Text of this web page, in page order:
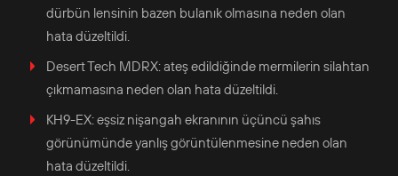
dürbün lensinin bazen bulanık olmasına neden olan
hata düzeltildi.
Desert Tech MDRX: ateş edildiğinde mermilerin silahtan
çıkmamasına neden olan hata düzeltildi.
KH9-EX: eşsiz nişangah ekranının üçüncü şahıs
görünümünde yanlış görüntülenmesine neden olan
hata düzeltildi.